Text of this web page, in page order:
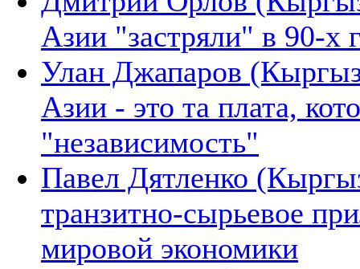
Азии "застряли" в 90-х
Улан Джапаров
Азии - это та плата,
"независимость"
Павел Дятленко
транзитно-сырьевое
мировой экономики